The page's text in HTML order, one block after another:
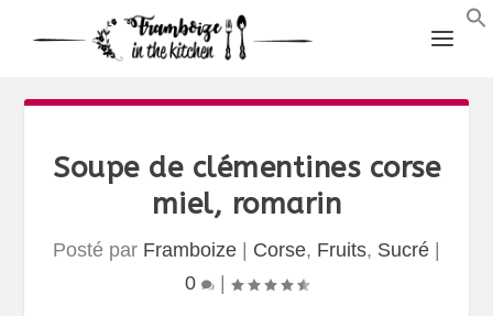
Soupe de clémentines corse
miel, romarin
Posté par Framboize Corse, Fruits, Sucré
0